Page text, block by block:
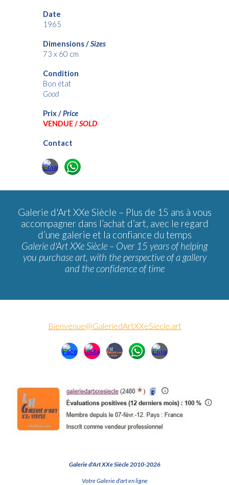
Date
1965
Dimensions /Sizes
73 x 60 cm
Condition
Bon état
Good
Prix /Price
VENDUE /SOLD
Contact
Galerie d'Art XXe Siècle – Plus de 15 ans à vous
accompagner dans l’achat d’art, avec le regard
d’une galerie et la confiance du temps
Galerie d'Art XXe Siècle – Over 15 years of helping
you purchase art, with the perspective of a gallery
and the confidence of time
Bienvenue@GaleriedArtXXeSiecle.art
Galerie d'Art XXe Siècle 2010-2026
Votre Galerie d'art en ligne